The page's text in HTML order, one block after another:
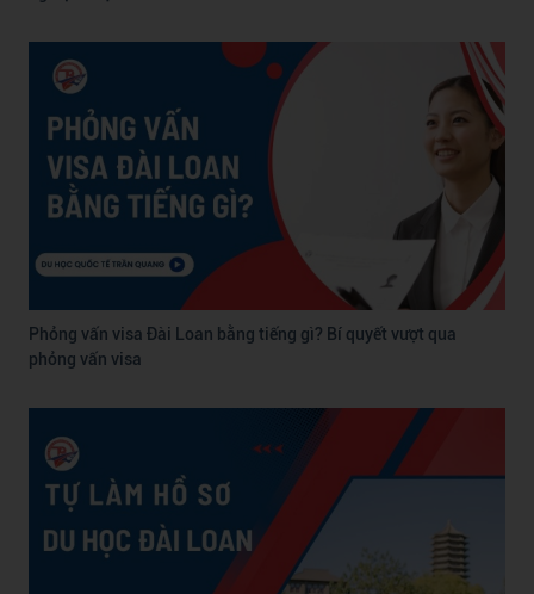
Phỏng vấn visa Đài Loan bằng tiếng gì? Bí quyết vượt qua
phỏng vấn visa